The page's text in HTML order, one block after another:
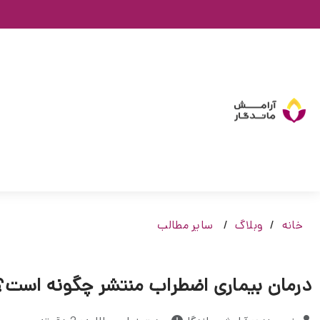
خانه وبلاگ سایر مطالب
درمان بیماری اضطراب منتشر چگونه